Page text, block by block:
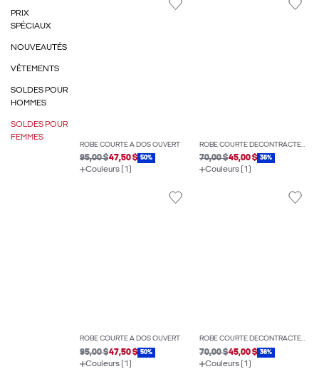
PRIX
SPÉCIAUX
NOUVEAUTÉS
VÊTEMENTS
SOLDES POUR
HOMMES
SOLDES POUR
FEMMES
ROBE COURTE À DOS OUVERT
95,00 $47,50 $ 50%
Couleurs (1)
ROBE COURTE DÉCONTRACTÉE EN DENIM
70,00 $45,00 $ 36%
Couleurs (1)
ROBE COURTE À DOS OUVERT
95,00 $47,50 $ 50%
Couleurs (1)
ROBE COURTE DÉCONTRACTÉE EN DENIM
70,00 $45,00 $ 36%
Couleurs (1)